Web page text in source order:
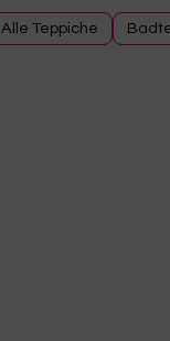
Alle Teppiche